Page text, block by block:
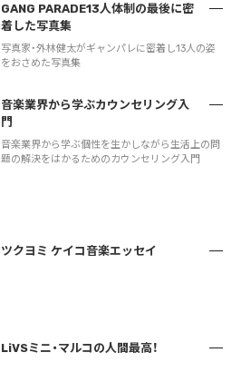
GANG PARADE13人体制の最後に密
着した写真集
写真家・外林健太がギャンパレに密着し13人の姿
をおさめた写真集
音楽業界から学ぶカウンセリング入
門
音楽業界から学ぶ個性を生かしながら生活上の問
題の解決をはかるためのカウンセリング入門
ツクヨミ ケイコ音楽エッセイ
LiVSミニ・マルコの人間最高！